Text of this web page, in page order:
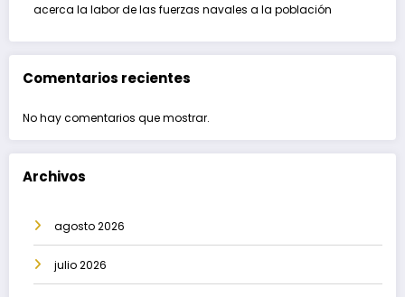
acerca la labor de las fuerzas navales a la población
Comentarios recientes
No hay comentarios que mostrar.
Archivos
agosto 2026
julio 2026